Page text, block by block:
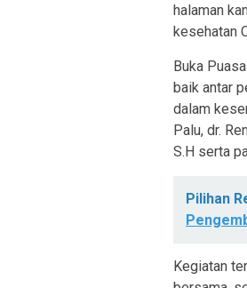
halaman
kesehatan
Buka
baik antar
dalam
Palu, dr.
S.H serta
Pilihan
Kegiatan